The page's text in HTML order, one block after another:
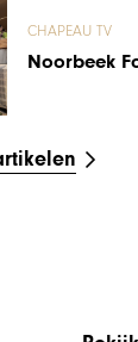
CHAPEAU TV
Noorbeek